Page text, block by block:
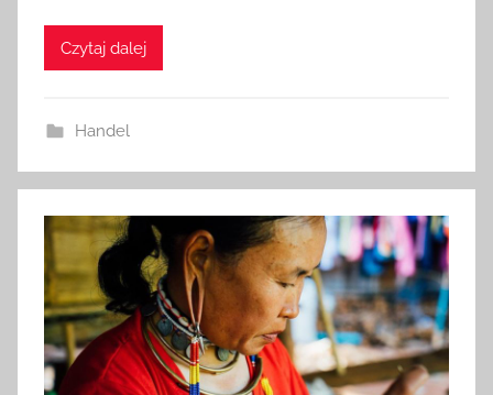
Czytaj dalej
Handel